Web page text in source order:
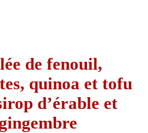
de fenouil,
quinoa et tofu
d’érable et